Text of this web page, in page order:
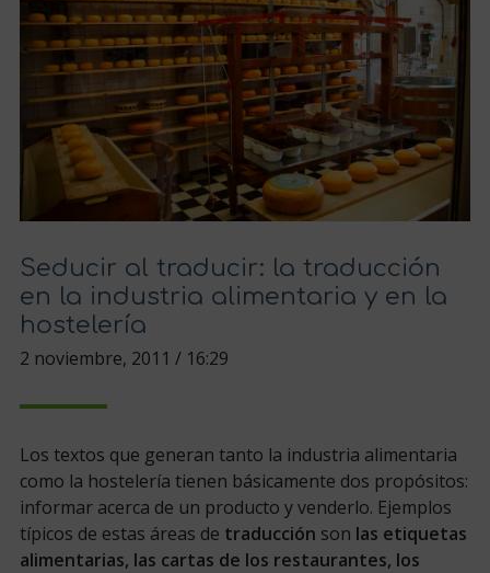
Seducir al traducir: la traducción
en la industria alimentaria y en la
hostelería
2 noviembre, 2011 / 16:29
Los textos que generan tanto la industria alimentaria
como la hostelería tienen básicamente dos propósitos:
informar acerca de un producto y venderlo. Ejemplos
típicos de estas áreas de traducción son las etiquetas
alimentarias, las cartas de los restaurantes, los